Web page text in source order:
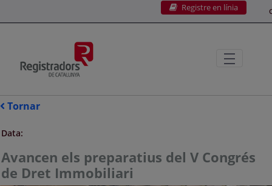
Registre en línia
Tornar
Data:
Avancen els preparatius del V Congrés
de Dret Immobiliari